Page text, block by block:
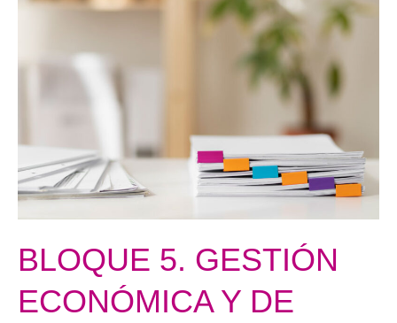
BLOQUE 5. GESTIÓN
ECONÓMICA Y DE
ECONÓMICA